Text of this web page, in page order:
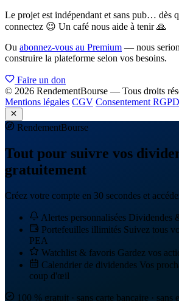
Le projet est indépendant et sans pub… dès
connectez 😉 Un café nous aide à tenir 🙏
Ou abonnez-vous au Premium — nous
construire la plateforme selon vos besoins.
Faire un don
© 2026 RendementBourse — Tous droits
Mentions légales CGV Consentement RGPD
RendementBourse
Tout pour suivre vos
gratuitement
Créez votre compte en 30 secondes et
Alertes personnalisées Dividendes
Portefeuilles illimités Suivez tous
PEA
Watchlist & favoris Gardez vos
Calendrier de dividendes Vos
coup d'œil
100 % gratuit · sans carte bancaire · sans